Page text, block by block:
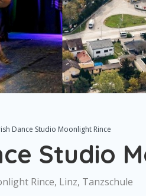
Dance Studio Moonlight Rince
Studio
Rince, Linz, Tanzschule